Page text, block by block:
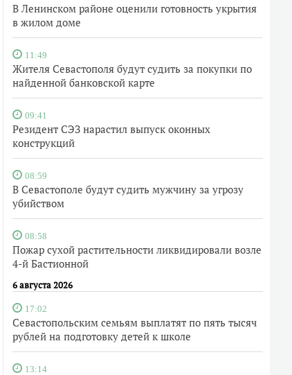
В Ленинском районе оценили готовность укрытия
в жилом доме
11:49
Жителя Севастополя будут судить за покупки по
найденной банковской карте
09:41
Резидент СЭЗ нарастил выпуск оконных
конструкций
08:59
В Севастополе будут судить мужчину за угрозу
убийством
08:58
Пожар сухой растительности ликвидировали возле
4-й Бастионной
6 августа 2026
17:02
Севастопольским семьям выплатят по пять тысяч
рублей на подготовку детей к школе
13:14